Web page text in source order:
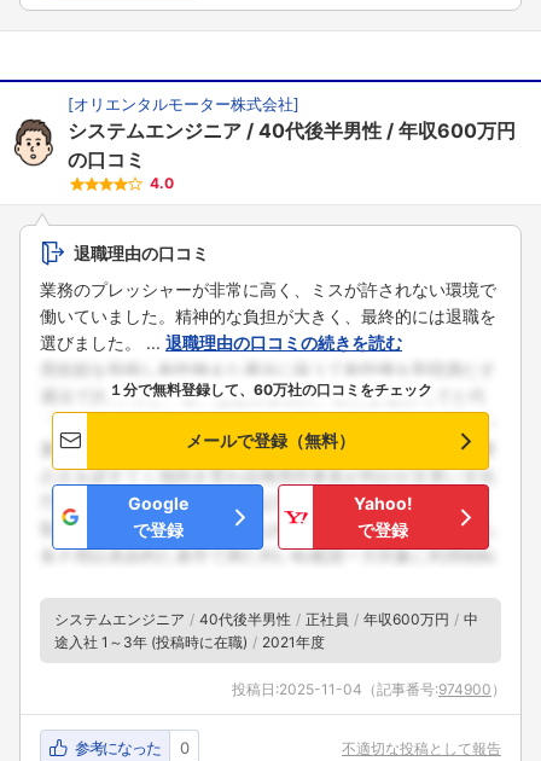
[オリエンタルモーター株式会社]
システムエンジニア 40代後半男性
年収600万円
の口コミ
4.0
退職理由の口コミ
業務のプレッシャーが非常に高く、ミスが許されない環境で
働いていました。精神的な負担が大きく、最終的には退職を
選びました。 ... 退職理由の口コミの続きを読む
１分で無料登録して、60万社の口コミをチェック
メールで登録（無料）
Google
で登録
Yahoo!
で登録
システムエンジニア 40代後半男性 正社員 年収600万円
中
途入社 1～3年 (投稿時に在職)
2021年度
投稿日:2025-11-04 （記事番号:974900 ）
参考になった 0 不適切な投稿として報告